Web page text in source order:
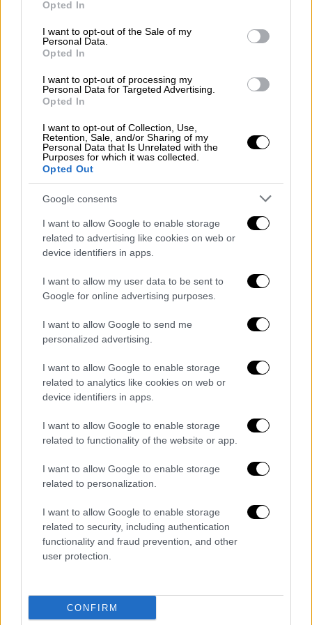
use your data for below specified purposes in below Google
consent section.
Opted In
I want to opt-out of the Sale of my
Personal Data.
Opted In
I want to opt-out of processing my
Personal Data for Targeted Advertising.
Opted In
I want to opt-out of Collection, Use,
Retention, Sale, and/or Sharing of my
Personal Data that Is Unrelated with the
Purposes for which it was collected.
Opted Out
Google consents
I want to allow Google to enable storage
related to advertising like cookies on web or
device identifiers in apps.
I want to allow my user data to be sent to
Google for online advertising purposes.
I want to allow Google to send me
personalized advertising.
I want to allow Google to enable storage
related to analytics like cookies on web or
device identifiers in apps.
I want to allow Google to enable storage
related to functionality of the website or app.
I want to allow Google to enable storage
related to personalization.
I want to allow Google to enable storage
related to security, including authentication
functionality and fraud prevention, and other
user protection.
CONFIRM
Τα χαρακτηριστικά του drone και ο
χειρισμός του
θαλάσσιο
διανύσειαπόσταση έως και 800 χιλιόμετρα
αγγίζει
ακόμη και τα80 χιλιόμετρα την ώρα
, ενώ
αυτονομία έως και 60 ώρες
συγκεκριμένο σημείοείτε με πλοίο, είτε από
κάποια ουκρανική βάση της Λιβύης
αυτές της Μισράτα και της Ζαουίγια.
Όπως ανέφερε ο δημοσιογράφος Γιάννης
Ζιάκας στοκεντρικό δελτίο ειδήσεωντου
OPEN, οχειρισμός του drone- σύμφωνα και
με πληροφορίες του ουκρανικού υπουργείου
Άμυνας -μπορεί να γίνει με τρεις τρόπους
Με ενδιάμεσους πομπούς, το λιγότερο
πιθανό σενάριο σε αυτή την περίπτωση
Δορυφορικά, το πιο ισχυρό σενάριο σε
αυτή την περίπτωση καθώς έφερε
δορυφορικούς δέκτες
Μπορεί να έχει και αυτόνομη πορεία
Διοίκησης Υποβρυχίων Καταστροφών